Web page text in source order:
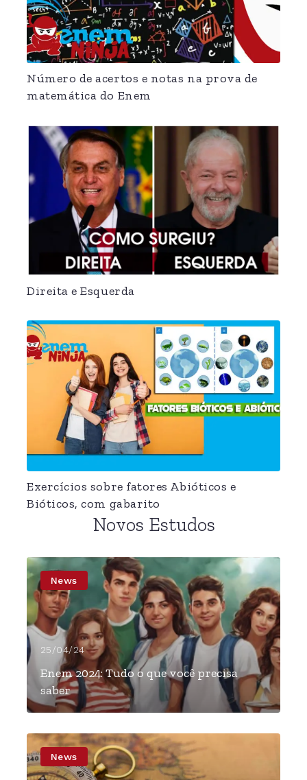
Número de acertos e notas na prova de
matemática do Enem
Direita e Esquerda
Exercícios sobre fatores Abióticos e
Bióticos, com gabarito
Novos Estudos
News
25/04/24
Enem 2024: Tudo o que você precisa
saber
News